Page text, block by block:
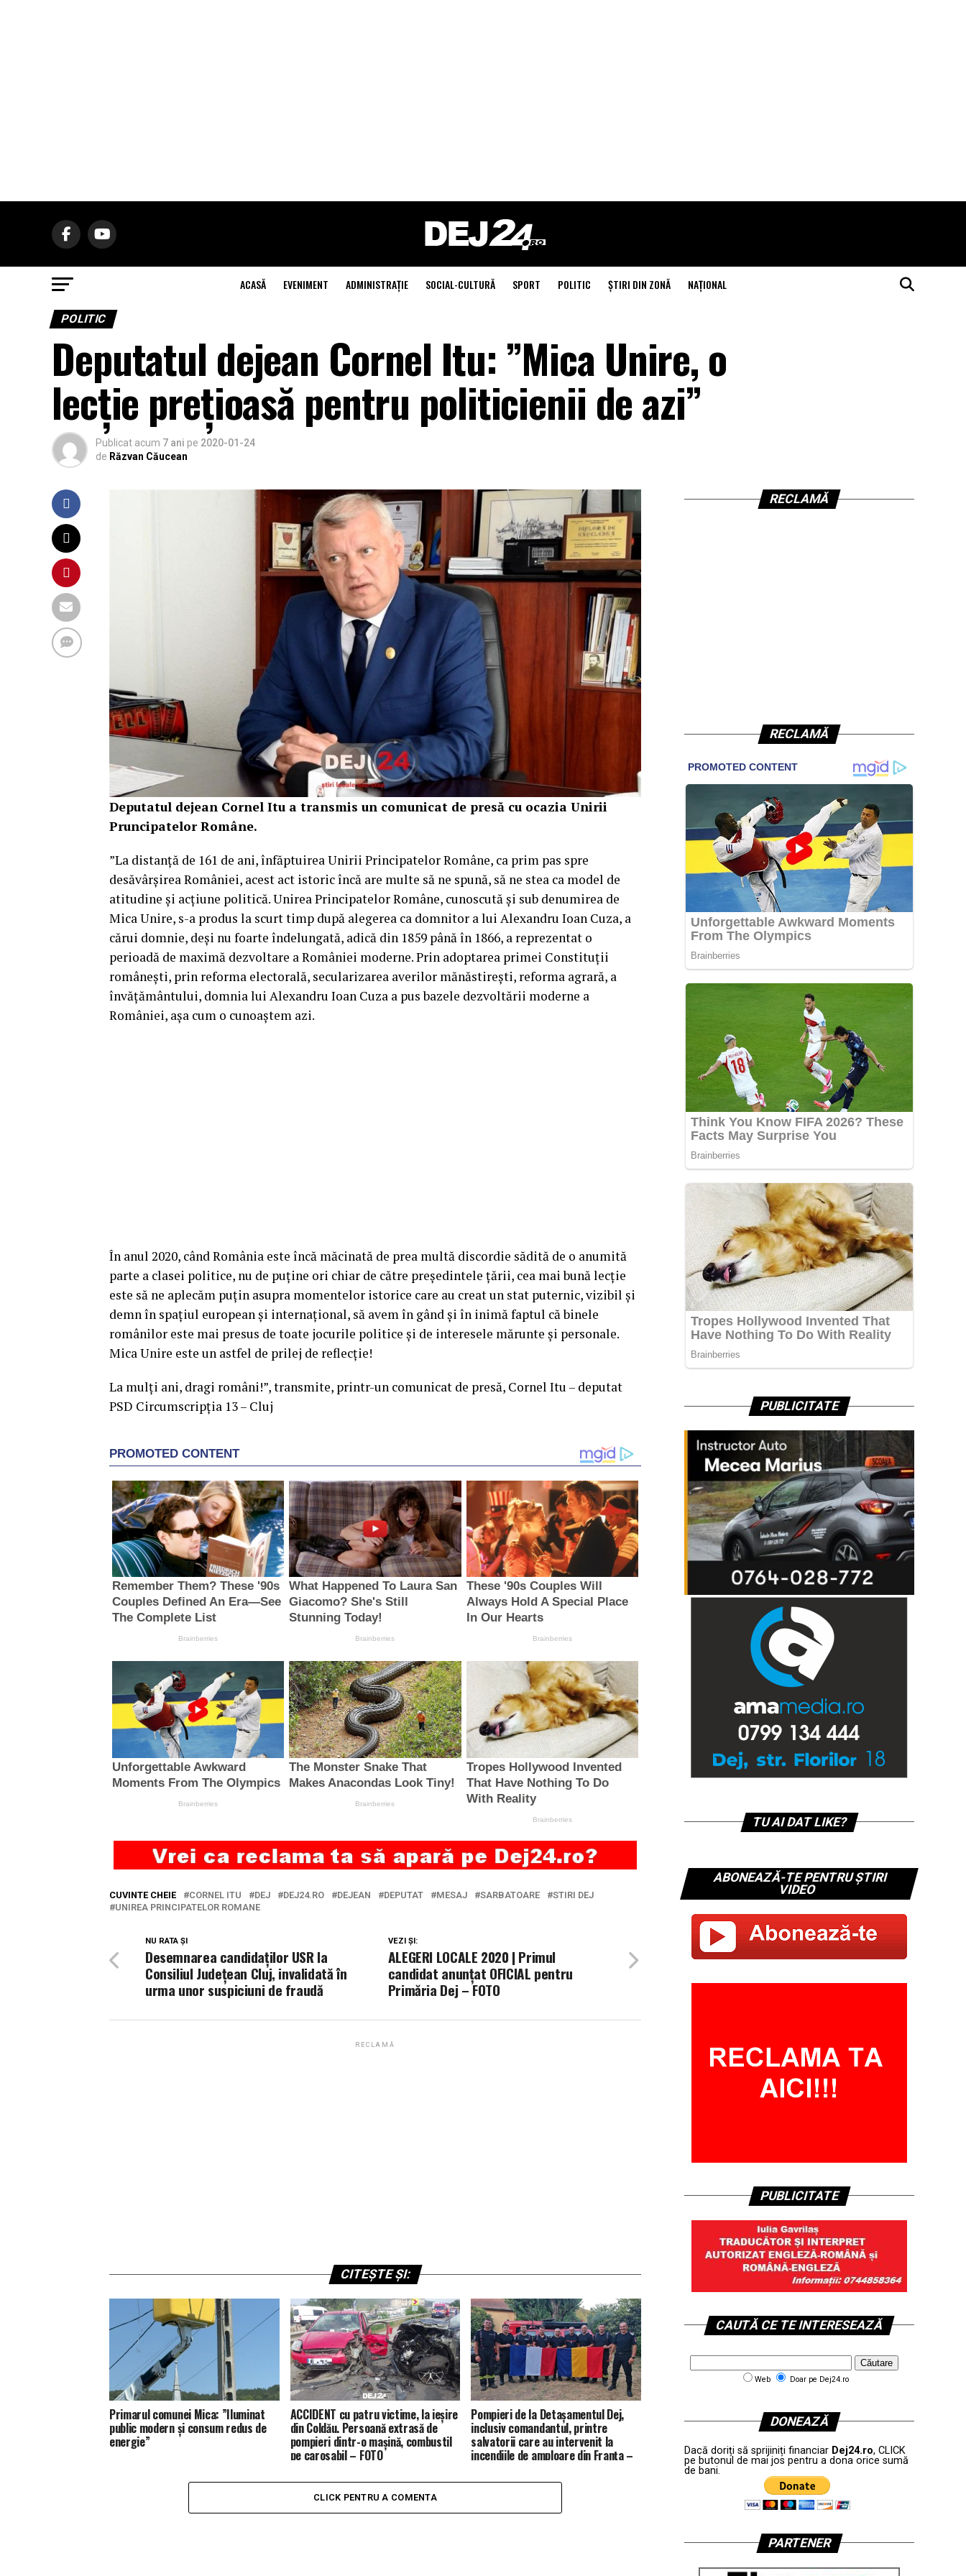
ACASĂ EVENIMENT ADMINISTRAŢIE SOCIAL-CULTURĂ SPORT POLITIC ŞTIRI DIN ZONĂ NAŢIONAL
POLITIC
Deputatul dejean Cornel Itu: ”Mica Unire, o
lecție prețioasă pentru politicienii de azi”
Publicat acum 7 ani pe 2020-01-24
de Răzvan Căucean
Deputatul dejean Cornel Itu a transmis un comunicat de presă cu ocazia Unirii
Pruncipatelor Române.
”La distanță de 161 de ani, înfăptuirea Unirii Principatelor Române, ca prim pas spre
desăvârșirea României, acest act istoric încă are multe să ne spună, să ne stea ca model de
atitudine și acțiune politică. Unirea Principatelor Române, cunoscută și sub denumirea de
Mica Unire, s-a produs la scurt timp după alegerea ca domnitor a lui Alexandru Ioan Cuza, a
cărui domnie, deși nu foarte îndelungată, adică din 1859 până în 1866, a reprezentat o
perioadă de maximă dezvoltare a României moderne. Prin adoptarea primei Constituții
românești, prin reforma electorală, secularizarea averilor mănăstirești, reforma agrară, a
învățământului, domnia lui Alexandru Ioan Cuza a pus bazele dezvoltării moderne a
României, așa cum o cunoaștem azi.
În anul 2020, când România este încă măcinată de prea multă discordie sădită de o anumită
parte a clasei politice, nu de puține ori chiar de către președintele țării, cea mai bună lecție
este să ne aplecăm puțin asupra momentelor istorice care au creat un stat puternic, vizibil și
demn în spațiul european și internațional, să avem în gând și în inimă faptul că binele
românilor este mai presus de toate jocurile politice și de interesele mărunte și personale.
Mica Unire este un astfel de prilej de reflecție!
La mulți ani, dragi români!”, transmite, printr-un comunicat de presă, Cornel Itu – deputat
PSD Circumscripţia 13 – Cluj
CUVINTE CHEIE CORNEL ITU DEJ DEJ24.RO DEJEAN DEPUTAT MESAJ SARBATOARE
STIRI DEJ
UNIREA PRINCIPATELOR ROMANE
VEZI ȘI:
ALEGERI LOCALE 2020 | Primul
candidat anunțat OFICIAL pentru
Primăria Dej – FOTO
NU RATA ȘI
Desemnarea candidaţilor USR la
Consiliul Judeţean Cluj, invalidată în
urma unor suspiciuni de fraudă
RECLAMĂ
CITEȘTE ȘI:
Primarul comunei Mica: ”Iluminat
public modern și consum redus de
energie”
ACCIDENT cu patru victime, la ieșire
din Coldău. Persoană extrasă de
pompieri dintr-o mașină, combustil
pe carosabil – FOTO
Pompieri de la Detașamentul Dej,
inclusiv comandantul, printre
salvatorii care au intervenit la
incendiile de amploare din Franța –
CLICK PENTRU A COMENTA
RECLAMĂ
RECLAMĂ
PUBLICITATE
TU AI DAT LIKE?
ABONEAZĂ-TE PENTRU ȘTIRI
VIDEO
PUBLICITATE
CAUTĂ CE TE INTERESEAZĂ
Web Doar pe Dej24.ro
DONEAZĂ
Dacă doriți să sprijiniți financiar Dej24.ro, CLICK
pe butonul de mai jos pentru a dona orice sumă
de bani.
PARTENER